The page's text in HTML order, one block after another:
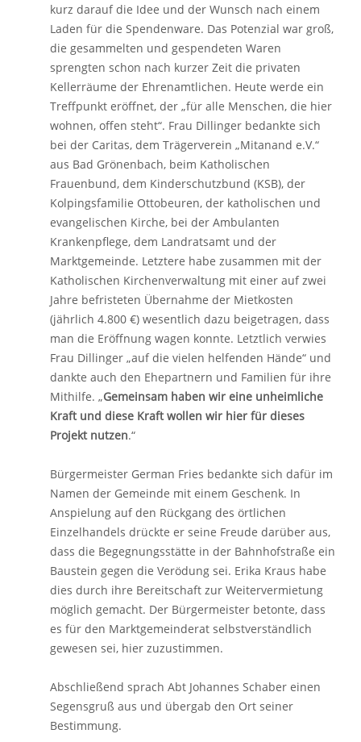
kurz darauf die Idee und der Wunsch nach einem
Laden für die Spendenware. Das Potenzial war groß,
die gesammelten und gespendeten Waren
sprengten schon nach kurzer Zeit die privaten
Kellerräume der Ehrenamtlichen. Heute werde ein
Treffpunkt eröffnet, der „für alle Menschen, die hier
wohnen, offen steht“. Frau Dillinger bedankte sich
bei der Caritas, dem Trägerverein „Mitanand e.V.“
aus Bad Grönenbach, beim Katholischen
Frauenbund, dem Kinderschutzbund (KSB), der
Kolpingsfamilie Ottobeuren, der katholischen und
evangelischen Kirche, bei der Ambulanten
Krankenpflege, dem Landratsamt und der
Marktgemeinde. Letztere habe zusammen mit der
Katholischen Kirchenverwaltung mit einer auf zwei
Jahre befristeten Übernahme der Mietkosten
(jährlich 4.800 €) wesentlich dazu beigetragen, dass
man die Eröffnung wagen konnte. Letztlich verwies
Frau Dillinger „auf die vielen helfenden Hände“ und
dankte auch den Ehepartnern und Familien für ihre
Mithilfe. „Gemeinsam haben wir eine unheimliche
Kraft und diese Kraft wollen wir hier für dieses
Projekt nutzen.“
Bürgermeister German Fries bedankte sich dafür im
Namen der Gemeinde mit einem Geschenk. In
Anspielung auf den Rückgang des örtlichen
Einzelhandels drückte er seine Freude darüber aus,
dass die Begegnungsstätte in der Bahnhofstraße ein
Baustein gegen die Verödung sei. Erika Kraus habe
dies durch ihre Bereitschaft zur Weitervermietung
möglich gemacht. Der Bürgermeister betonte, dass
es für den Marktgemeinderat selbstverständlich
gewesen sei, hier zuzustimmen.
Abschließend sprach Abt Johannes Schaber einen
Segensgruß aus und übergab den Ort seiner
Bestimmung.